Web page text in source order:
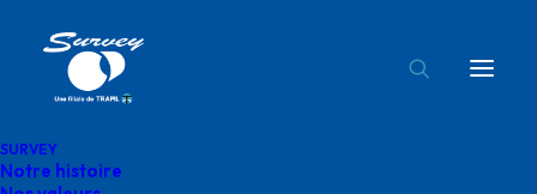
SURVEY
Notre histoire